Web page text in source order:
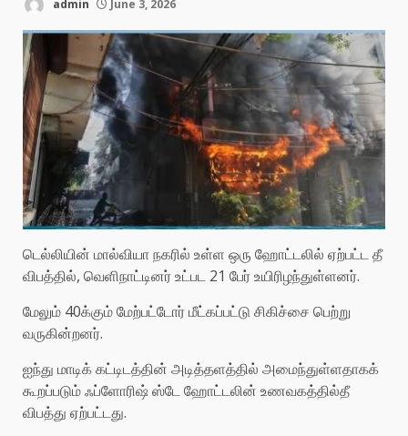
admin June 3, 2026
டெல்லியின் மால்வியா நகரில் உள்ள ஒரு ஹோட்டலில் ஏற்பட்ட தீ
விபத்தில், வெளிநாட்டினர் உட்பட 21 பேர் உயிரிழந்துள்ளனர்.
மேலும் 40க்கும் மேற்பட்டோர் மீட்கப்பட்டு சிகிச்சை பெற்று
வருகின்றனர்.
ஐந்து மாடிக் கட்டிடத்தின் அடித்தளத்தில் அமைந்துள்ளதாகக்
கூறப்படும் ஃப்ளோரிஷ் ஸ்டே ஹோட்டலின் உணவகத்தில்தீ
விபத்து ஏற்பட்டது.